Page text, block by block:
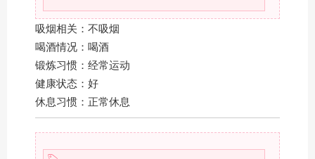
吸烟相关：不吸烟
喝酒情况：喝酒
锻炼习惯：经常运动
健康状态：好
休息习惯：正常休息